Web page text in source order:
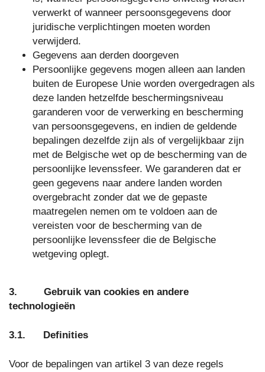
verwerkt of wanneer persoonsgegevens door
juridische verplichtingen moeten worden
verwijderd.
Gegevens aan derden doorgeven
Persoonlijke gegevens mogen alleen aan landen
buiten de Europese Unie worden overgedragen als
deze landen hetzelfde beschermingsniveau
garanderen voor de verwerking en bescherming
van persoonsgegevens, en indien de geldende
bepalingen dezelfde zijn als of vergelijkbaar zijn
met de Belgische wet op de bescherming van de
persoonlijke levenssfeer. We garanderen dat er
geen gegevens naar andere landen worden
overgebracht zonder dat we de gepaste
maatregelen nemen om te voldoen aan de
vereisten voor de bescherming van de
persoonlijke levenssfeer die de Belgische
wetgeving oplegt.
3. Gebruik van cookies en andere
technologieën
3.1. Definities
Voor de bepalingen van artikel 3 van deze regels